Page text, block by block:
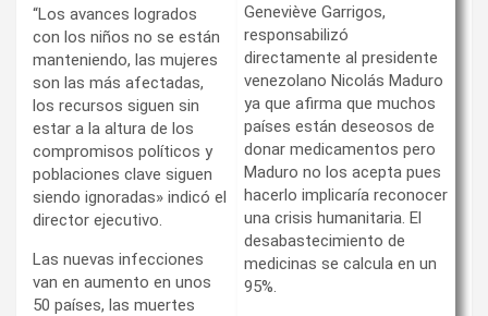
Geneviève Garrigos,
responsabilizó
directamente al presidente
venezolano Nicolás Maduro
ya que afirma que muchos
países están deseosos de
donar medicamentos pero
Maduro no los acepta pues
hacerlo implicaría reconocer
una crisis humanitaria. El
desabastecimiento de
medicinas se calcula en un
95%.
“Los avances logrados
con los niños no se están
manteniendo, las mujeres
son las más afectadas,
los recursos siguen sin
estar a la altura de los
compromisos políticos y
poblaciones clave siguen
siendo ignoradas» indicó el
director ejecutivo.
Las nuevas infecciones
van en aumento en unos
50 países, las muertes